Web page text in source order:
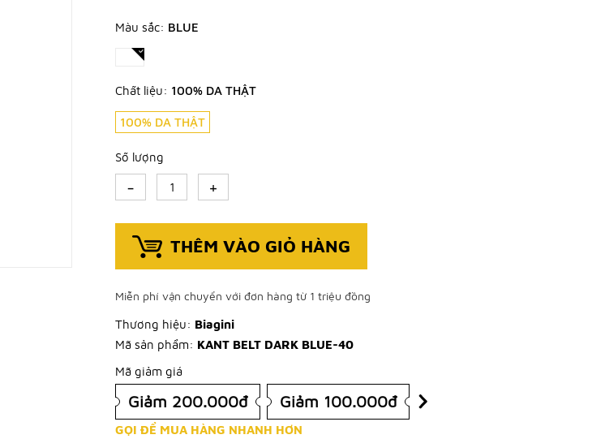
Màu sắc: BLUE
Chất liệu: 100% DA THẬT
100% DA THẬT
Số lượng
- +
THÊM VÀO GIỎ HÀNG
Miễn phí vận chuyển với đơn hàng từ 1 triệu đồng
Thương hiệu: Biagini
Mã sản phẩm: KANT BELT DARK BLUE-40
Mã giảm giá
Giảm 200.000đ Giảm 100.000đ
GỌI ĐỂ MUA HÀNG NHANH HƠN